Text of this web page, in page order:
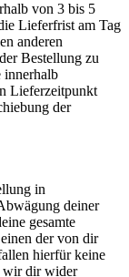
von 3 bis 5
Lieferfrist am Tag
anderen
Bestellung zu
innerhalb
Lieferzeitpunkt
der
in
deiner
gesamte
der von dir
hierfür keine
wir dir wider